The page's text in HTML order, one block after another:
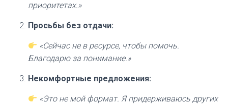
приоритетах.»
Просьбы без отдачи:
«Сейчас не в ресурсе, чтобы помочь.
Благодарю за понимание.»
Некомфортные предложения:
«Это не мой формат. Я придерживаюсь других